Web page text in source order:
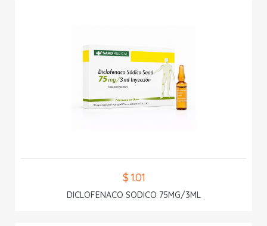
$ 1.01
DICLOFENACO SODICO 75MG/3ML